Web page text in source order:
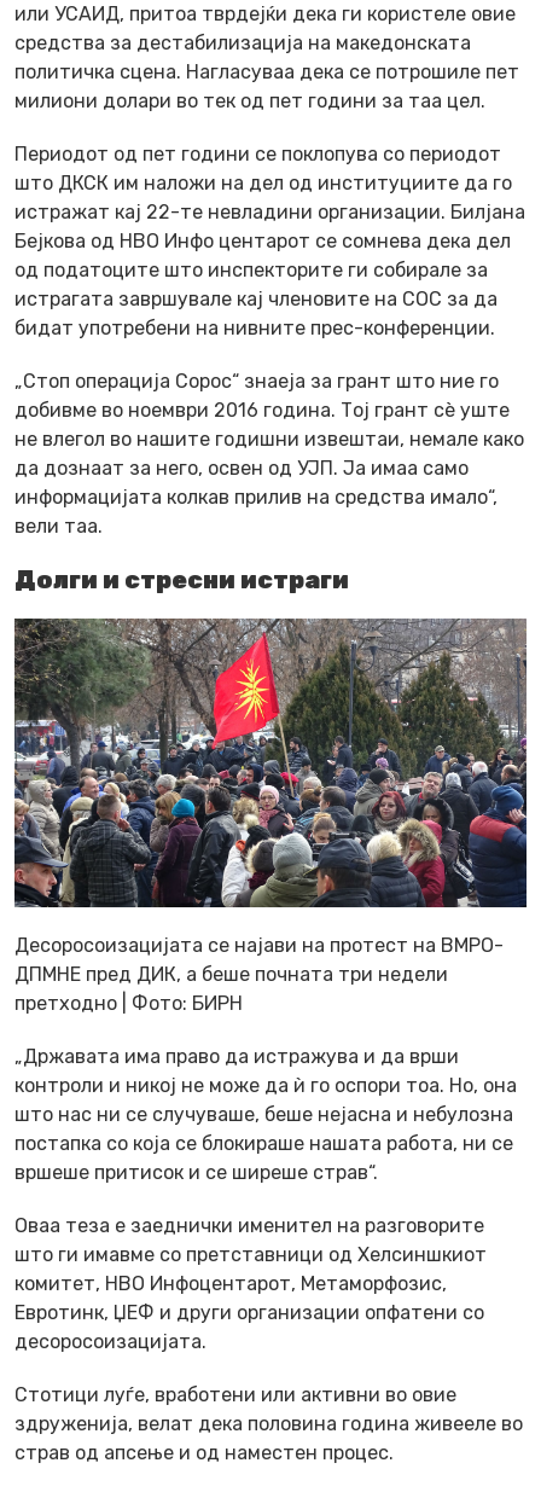
или УСАИД, притоа тврдејќи дека ги користеле овие
средства за дестабилизација на македонската
политичка сцена. Нагласуваа дека се потрошиле пет
милиони долари во тек од пет години за таа цел.
Периодот од пет години се поклопува со периодот
што ДКСК им наложи на дел од институциите да го
истражат кај 22-те невладини организации. Билјана
Бејкова од НВО Инфо центарот се сомнева дека дел
од податоците што инспекторите ги собирале за
истрагата завршувале кај членовите на СОС за да
бидат употребени на нивните прес-конференции.
„Стоп операција Сорос“ знаеја за грант што ние го
добивме во ноември 2016 година. Тој грант сè уште
не влегол во нашите годишни извештаи, немале како
да дознаат за него, освен од УЈП. Ја имаа само
информацијата колкав прилив на средства имало“,
вели таа.
Долги и стресни истраги
Десоросоизацијата се најави на протест на ВМРО-
ДПМНЕ пред ДИК, а беше почната три недели
претходно | Фото: БИРН
„Државата има право да истражува и да врши
контроли и никој не може да ѝ го оспори тоа. Но, она
што нас ни се случуваше, беше нејасна и небулозна
постапка со која се блокираше нашата работа, ни се
вршеше притисок и се ширеше страв“.
Оваа теза е заеднички именител на разговорите
што ги имавме со претставници од Хелсиншкиот
комитет, НВО Инфоцентарот, Метаморфозис,
Евротинк, ЏЕФ и други организации опфатени со
десоросоизацијата.
Стотици луѓе, вработени или активни во овие
здруженија, велат дека половина година живееле во
страв од апсење и од наместен процес.